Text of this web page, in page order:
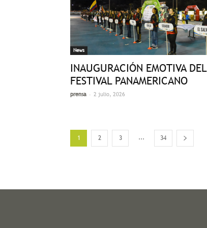
News
INAUGURACIÓN EMOTIVA DEL
FESTIVAL PANAMERICANO
prensa - 2 julio, 2026
1 2 3 ... 34